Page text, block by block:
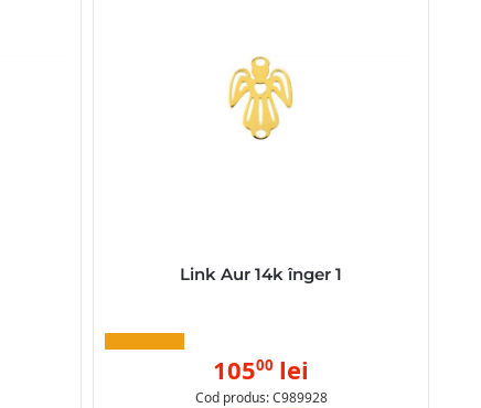
Link Aur 14k înger 1
10500 lei
Cod produs: C989928